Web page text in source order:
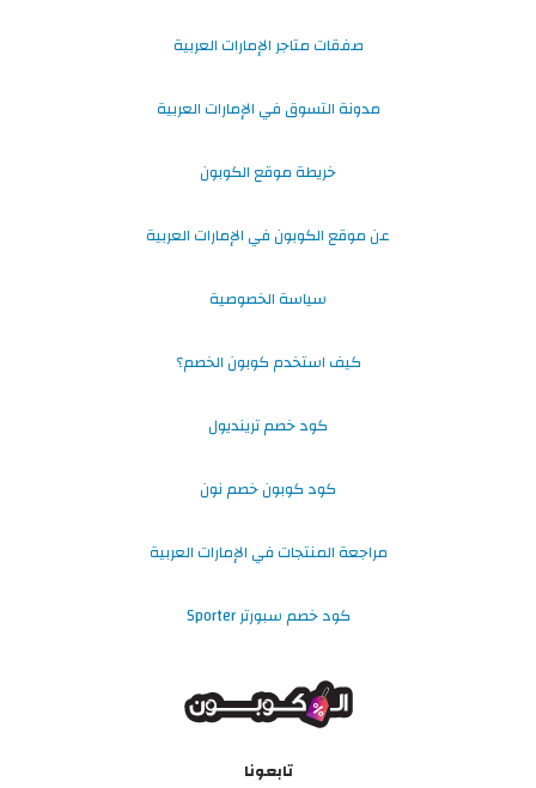
صفقات متاجر الإمارات العربية
مدونة التسوق في الإمارات العربية
خريطة موقع الكوبون
عن موقع الكوبون في الإمارات العربية
سياسة الخصوصية
كيف استخدم كوبون الخصم؟
كود خصم ترينديول
كود كوبون خصم نون
مراجعة المنتجات في الإمارات العربية
كود خصم سبورتر Sporter
تابعونا